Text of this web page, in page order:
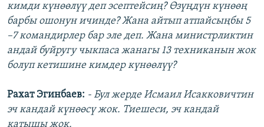
кимди күнөөлүү деп эсептейсиң? Өзүңдүн күнөөң
барбы ошонун ичинде? Жана айтып атпайсыңбы 5
–7 командирлер бар эле деп. Жана министрликтин
андай буйругу чыкпаса жанагы 13 техниканын жок
болуп кетишине кимдер күнөөлүү?
Рахат Эгинбаев: - Бул жерде Исмаил Исакковичтин
эч кандай күнөөсү жок. Тиешеси, эч кандай
катышы жок.